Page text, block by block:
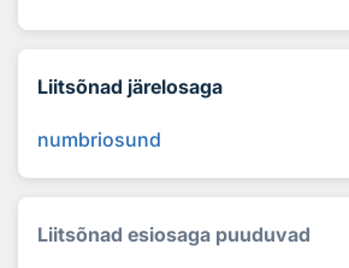
Liitsõnad järelosaga
numbriosund
Liitsõnad esiosaga puuduvad